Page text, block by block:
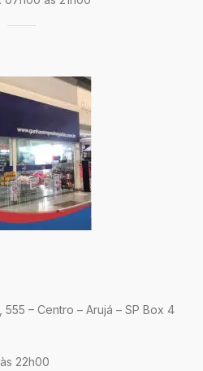
555 – Centro – Arujá – SP Box 4
22h00